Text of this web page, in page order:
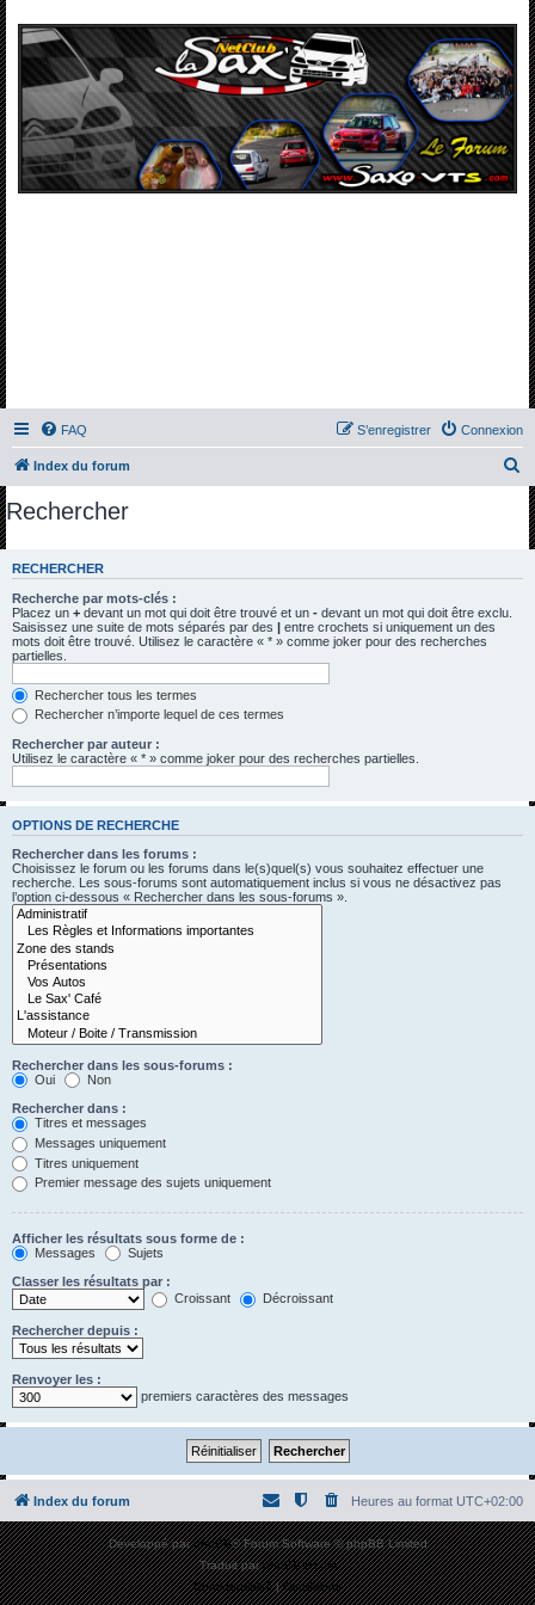
FAQ Connexion
S’enregistrer
Index du forum
e
Rechercher
RECHERCHER
Recherche par mots-clés :
Placez un + devant un mot qui doit être trouvé et un - devant un mot qui doit être exclu.
Saisissez une suite de mots séparés par des | entre crochets si uniquement un des
mots doit être trouvé. Utilisez le caractère « * » comme joker pour des recherches
partielles.
Rechercher tous les termes
Rechercher n’importe lequel de ces termes
Rechercher par auteur :
Utilisez le caractère « * » comme joker pour des recherches partielles.
OPTIONS DE RECHERCHE
Rechercher dans les forums :
Choisissez le forum ou les forums dans le(s)quel(s) vous souhaitez effectuer une
recherche. Les sous-forums sont automatiquement inclus si vous ne désactivez pas
l’option ci-dessous « Rechercher dans les sous-forums ».
Rechercher dans les sous-forums :
Oui
Non
Rechercher dans :
Titres et messages
Messages uniquement
Titres uniquement
Premier message des sujets uniquement
Afficher les résultats sous forme de :
Messages
Sujets
Classer les résultats par :
Croissant
Décroissant
Rechercher depuis :
Renvoyer les :
premiers caractères des messages
Index du forum Heures au format UTC+02:00
Développé parphpBB® Forum Software © phpBB Limited
Traduit parphpBB-fr.com
Confidentialité|Conditions